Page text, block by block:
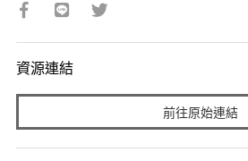
資源連結
前往原始連結